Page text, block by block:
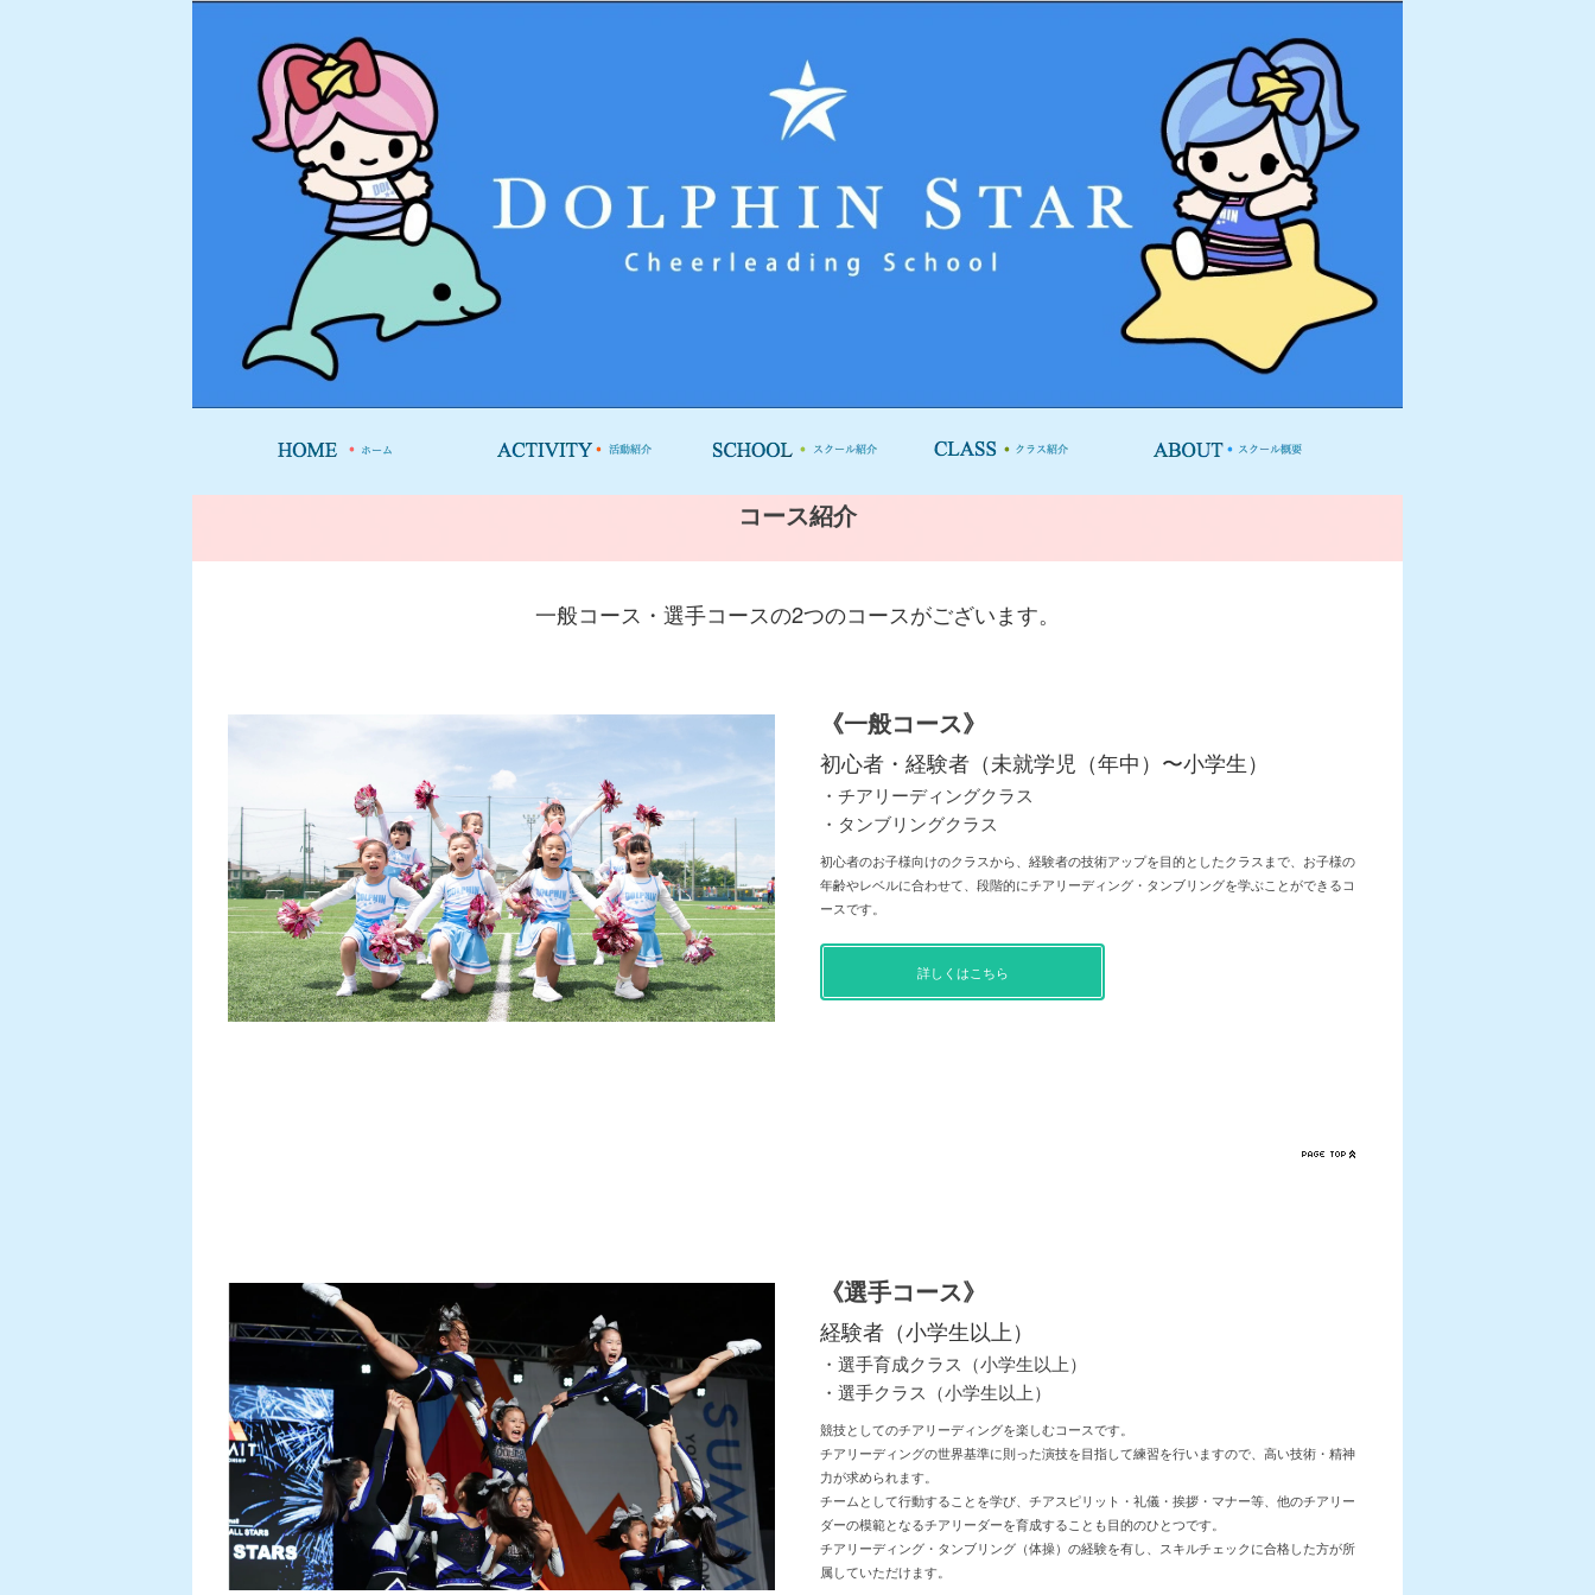
コース紹介
一般コース・選手コースの2つのコースがございます。
《一般コース》
初心者・経験者（未就学児（年中）〜小学生）
・チアリーディングクラス
・タンブリングクラス
初心者のお子様向けのクラスから、経験者の技術アップを目的としたクラスまで、お子様の
年齢やレベルに合わせて、段階的にチアリーディング・タンブリングを学ぶことができるコ
ースです。
詳しくはこちら
《選手コース》
経験者（小学生以上）
・選手育成クラス（小学生以上）
・選手クラス（小学生以上）
競技としてのチアリーディングを楽しむコースです。
チアリーディングの世界基準に則った演技を目指して練習を行いますので、高い技術・精神
力が求められます。
チームとして行動することを学び、チアスピリット・礼儀・挨拶・マナー等、他のチアリー
ダーの模範となるチアリーダーを育成することも目的のひとつです。
チアリーディング・タンブリング（体操）の経験を有し、スキルチェックに合格した方が所
属していただけます。